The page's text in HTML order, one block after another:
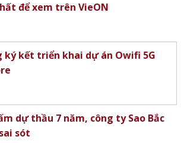
để xem trên VieON
ký kết triển khai dự án Owifi 5G
dự thầu 7 năm, công ty Sao Bắc
sót